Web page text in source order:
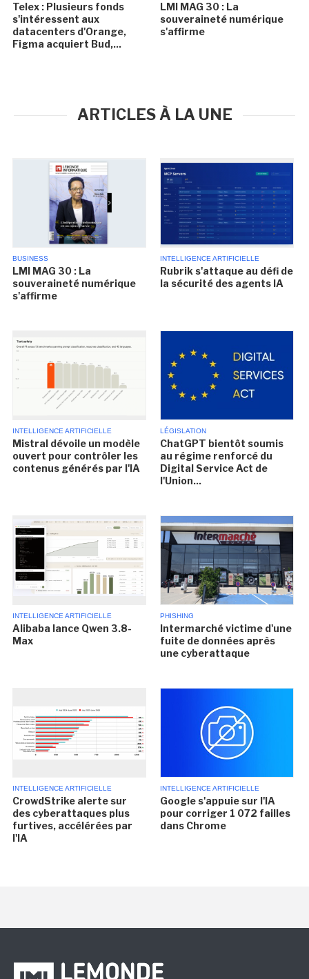
Telex : Plusieurs fonds
s'intéressent aux
datacenters d'Orange,
Figma acquiert Bud,...
LMI MAG 30 : La
souveraineté numérique
s'affirme
ARTICLES À LA UNE
BUSINESS
LMI MAG 30 : La
souveraineté numérique
s'affirme
INTELLIGENCE ARTIFICIELLE
Rubrik s'attaque au défi de
la sécurité des agents IA
INTELLIGENCE ARTIFICIELLE
Mistral dévoile un modèle
ouvert pour contrôler les
contenus générés par l'IA
LÉGISLATION
ChatGPT bientôt soumis
au régime renforcé du
Digital Service Act de
l'Union...
INTELLIGENCE ARTIFICIELLE
Alibaba lance Qwen 3.8-
Max
PHISHING
Intermarché victime d'une
fuite de données après
une cyberattaque
INTELLIGENCE ARTIFICIELLE
CrowdStrike alerte sur
des cyberattaques plus
furtives, accélérées par
l'IA
INTELLIGENCE ARTIFICIELLE
Google s'appuie sur l'IA
pour corriger 1 072 failles
dans Chrome